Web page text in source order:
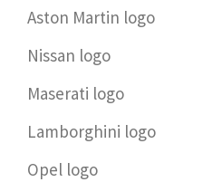
Aston Martin logo
Nissan logo
Maserati logo
Lamborghini logo
Opel logo